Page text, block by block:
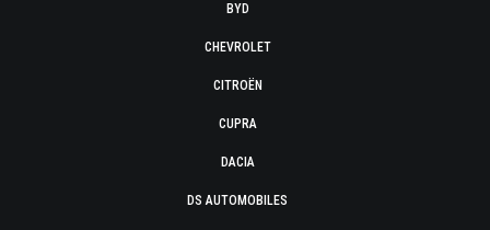
BYD
CHEVROLET
CITROËN
CUPRA
DACIA
DS AUTOMOBILES